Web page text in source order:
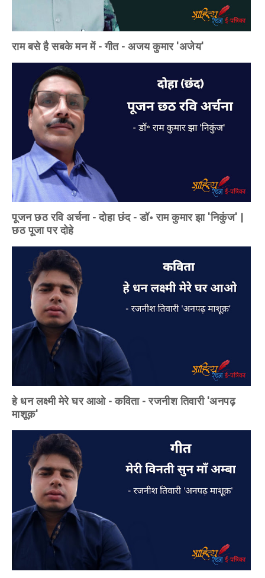
राम बसे है सबके मन में - गीत - अजय कुमार 'अजेय'
पूजन छठ रवि अर्चना - दोहा छंद - डॉ॰ राम कुमार झा 'निकुंज' |
छठ पूजा पर दोहे
हे धन लक्ष्मी मेरे घर आओ - कविता - रजनीश तिवारी 'अनपढ़
माशूक़'